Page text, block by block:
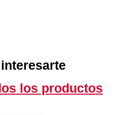
los productos